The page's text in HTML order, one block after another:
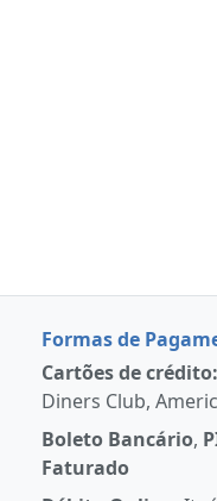
Formas de
Cartões de crédito:
Diners Club,
Boleto Bancário,
Faturado